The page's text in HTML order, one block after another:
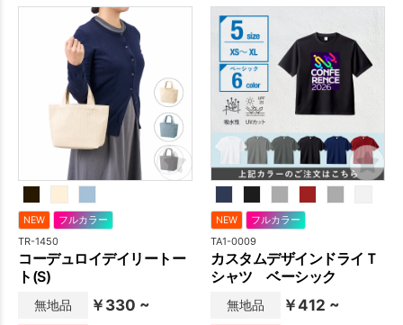
NEW フルカラー
TR-1450
コーデュロイデイリートー
ト(S)
無地品 ￥330 ~
NEW フルカラー
TA1-0009
カスタムデザインドライＴ
シャツ ベーシック
無地品 ￥412 ~